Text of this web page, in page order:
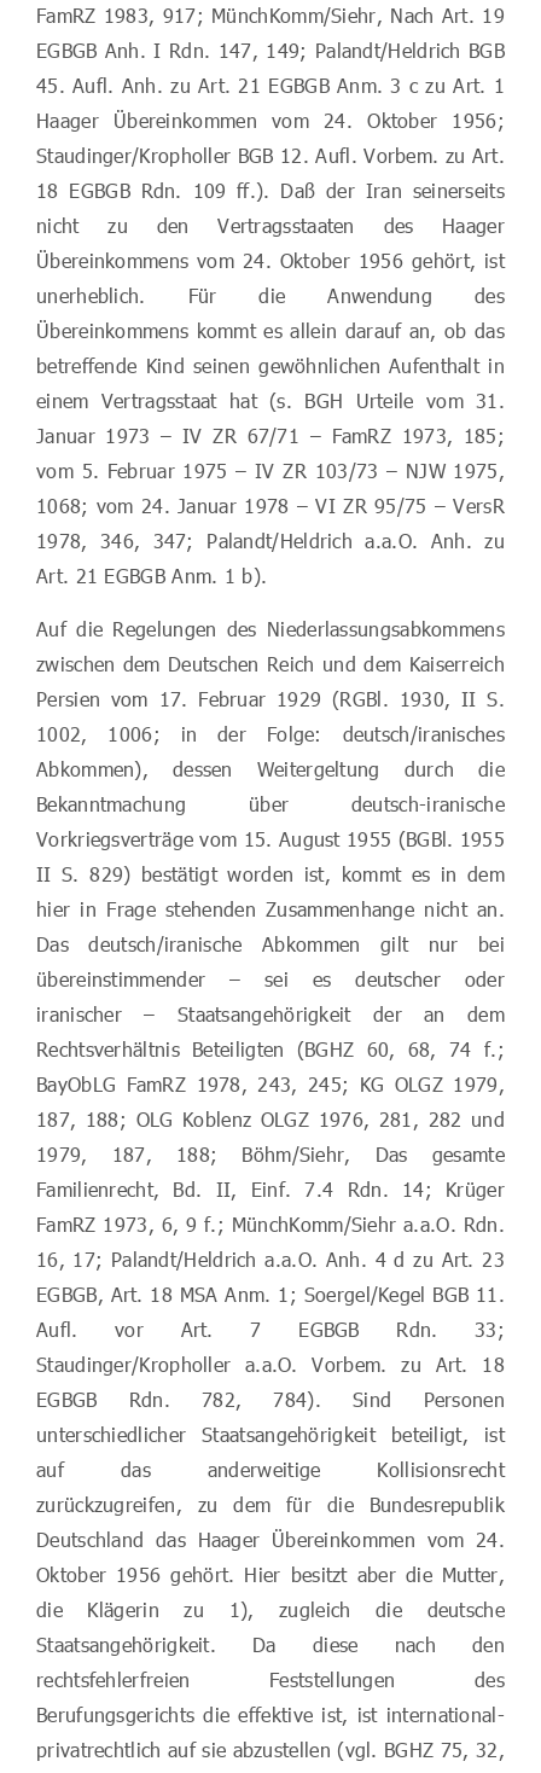
FamRZ 1983, 917; MünchKomm/Siehr, Nach Art. 19
EGBGB Anh. I Rdn. 147, 149; Palandt/Heldrich BGB
45. Aufl. Anh. zu Art. 21 EGBGB Anm. 3 c zu Art. 1
Haager Übereinkommen vom 24. Oktober 1956;
Staudinger/Kropholler BGB 12. Aufl. Vorbem. zu Art.
18 EGBGB Rdn. 109 ff.). Daß der Iran seinerseits
nicht zu den Vertragsstaaten des Haager
Übereinkommens vom 24. Oktober 1956 gehört, ist
unerheblich. Für die Anwendung des
Übereinkommens kommt es allein darauf an, ob das
betreffende Kind seinen gewöhnlichen Aufenthalt in
einem Vertragsstaat hat (s. BGH Urteile vom 31.
Januar 1973 – IV ZR 67/71 – FamRZ 1973, 185;
vom 5. Februar 1975 – IV ZR 103/73 – NJW 1975,
1068; vom 24. Januar 1978 – VI ZR 95/75 – VersR
1978, 346, 347; Palandt/Heldrich a.a.O. Anh. zu
Art. 21 EGBGB Anm. 1 b).
Auf die Regelungen des Niederlassungsabkommens
zwischen dem Deutschen Reich und dem Kaiserreich
Persien vom 17. Februar 1929 (RGBl. 1930, II S.
1002, 1006; in der Folge: deutsch/iranisches
Abkommen), dessen Weitergeltung durch die
Bekanntmachung über deutsch-iranische
Vorkriegsverträge vom 15. August 1955 (BGBl. 1955
II S. 829) bestätigt worden ist, kommt es in dem
hier in Frage stehenden Zusammenhange nicht an.
Das deutsch/iranische Abkommen gilt nur bei
übereinstimmender – sei es deutscher oder
iranischer – Staatsangehörigkeit der an dem
Rechtsverhältnis Beteiligten (BGHZ 60, 68, 74 f.;
BayObLG FamRZ 1978, 243, 245; KG OLGZ 1979,
187, 188; OLG Koblenz OLGZ 1976, 281, 282 und
1979, 187, 188; Böhm/Siehr, Das gesamte
Familienrecht, Bd. II, Einf. 7.4 Rdn. 14; Krüger
FamRZ 1973, 6, 9 f.; MünchKomm/Siehr a.a.O. Rdn.
16, 17; Palandt/Heldrich a.a.O. Anh. 4 d zu Art. 23
EGBGB, Art. 18 MSA Anm. 1; Soergel/Kegel BGB 11.
Aufl. vor Art. 7 EGBGB Rdn. 33;
Staudinger/Kropholler a.a.O. Vorbem. zu Art. 18
EGBGB Rdn. 782, 784). Sind Personen
unterschiedlicher Staatsangehörigkeit beteiligt, ist
auf das anderweitige Kollisionsrecht
zurückzugreifen, zu dem für die Bundesrepublik
Deutschland das Haager Übereinkommen vom 24.
Oktober 1956 gehört. Hier besitzt aber die Mutter,
die Klägerin zu 1), zugleich die deutsche
Staatsangehörigkeit. Da diese nach den
rechtsfehlerfreien Feststellungen des
Berufungsgerichts die effektive ist, ist international-
privatrechtlich auf sie abzustellen (vgl. BGHZ 75, 32,